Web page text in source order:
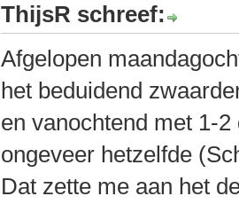
ThijsR schreef:
Afgelopen
het beduidend
en vanochtend met 1-
ongeveer hetzelfde
Dat zette me aan het